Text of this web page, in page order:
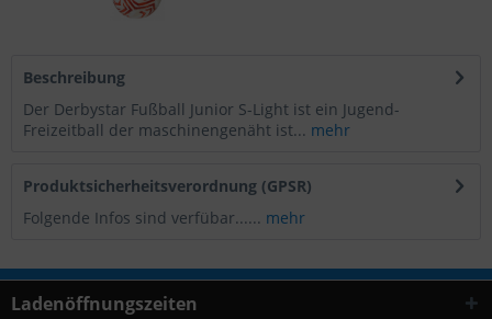
Beschreibung
Der Derbystar Fußball Junior S-Light ist ein Jugend-
Freizeitball der maschinengenäht ist... mehr
Produktsicherheitsverordnung (GPSR)
Folgende Infos sind verfübar...... mehr
Ladenöffnungszeiten